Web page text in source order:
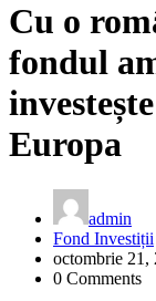
Cu o
fondul
Europa
admin
Fond Investiții
octombrie 21,
0 Comments